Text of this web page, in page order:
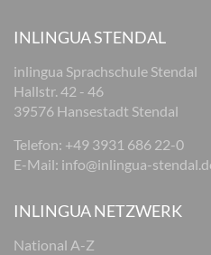
INLINGUA STENDAL
inlingua Sprachschule Stendal
Hallstr. 42 - 46
39576 Hansestadt Stendal
Telefon: +49 3931 686 22-0
E-Mail: info@inlingua-
INLINGUA NETZWERK
National A-Z